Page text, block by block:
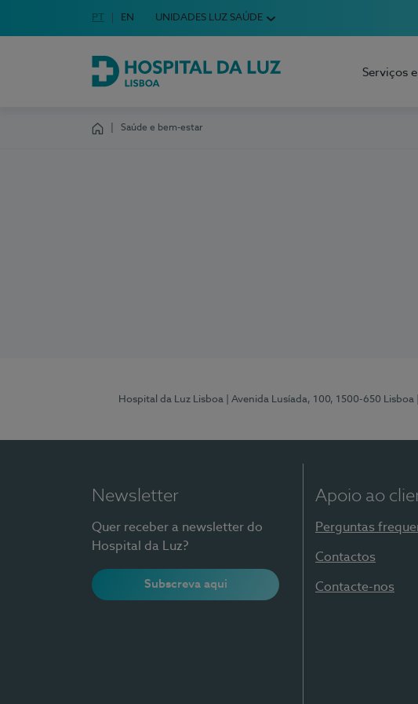
Escolha o seu idioma
Idioma em Português
PT English Language
EN UNIDADES LUZ SAÚDE
Hospital da Luz Lisboa
Serviços
Saúde e bem-estar
Hospital da Luz Lisboa | Avenida Lusíada, 100, 1500-650 Lisboa
Newsletter
Quer receber a newsletter do
Hospital da Luz?
Subscreva aqui
Apoio ao
Perguntas
Contactos
Contacte-nos